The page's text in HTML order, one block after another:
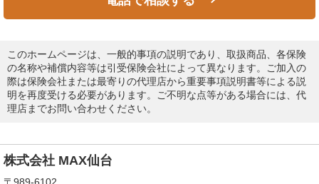
このホームページは、一般的事項の説明であり、取扱商品、各保険
の名称や補償内容等は引受保険会社によって異なります。ご加入の
際は保険会社または最寄りの代理店から重要事項説明書等による説
明を再度受ける必要があります。ご不明な点等がある場合には、代
理店までお問い合わせください。
株式会社 MAX仙台